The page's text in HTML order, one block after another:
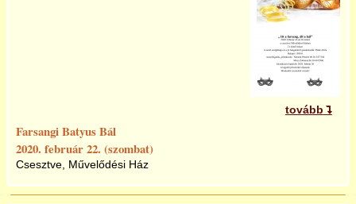
2022
tovább
Farsangi Batyus Bál
2020. február 22. (szombat)
Csesztve, Művelődési Ház